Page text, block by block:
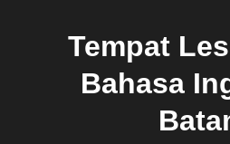
Tempat
Bahasa